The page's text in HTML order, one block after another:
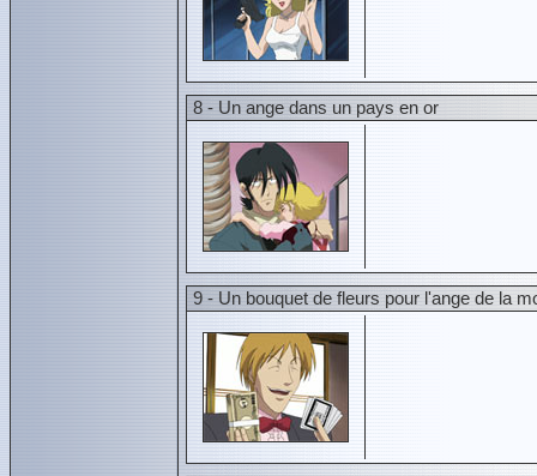
8 - Un ange dans un pays en or
9 - Un bouquet de fleurs pour l'ange de la